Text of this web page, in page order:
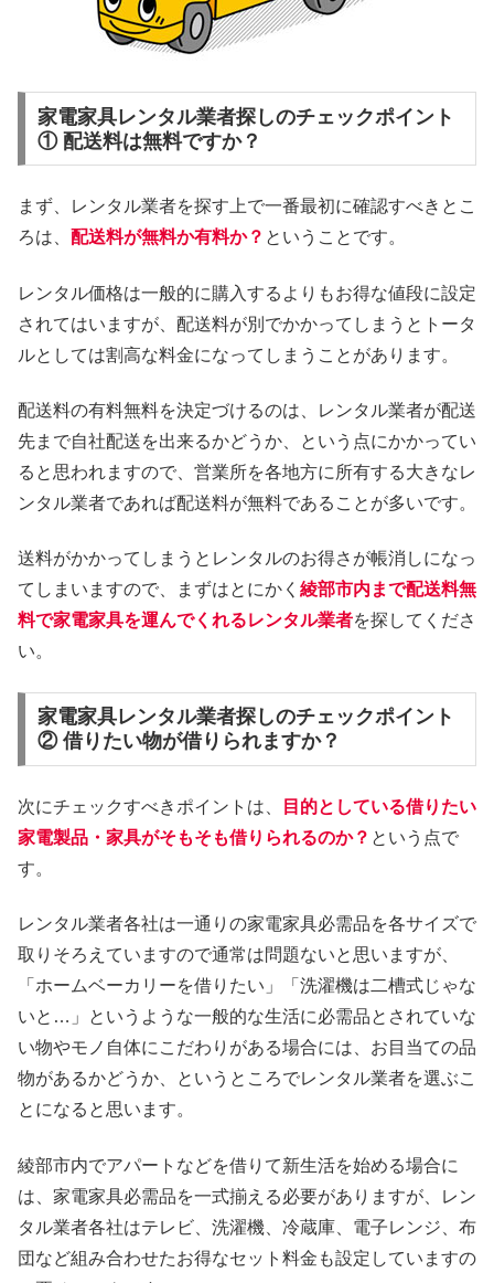
家電家具レンタル業者探しのチェックポイント
① 配送料は無料ですか？
まず、レンタル業者を探す上で一番最初に確認すべきとこ
ろは、 配送料が無料か有料か？ ということです。
レンタル価格は一般的に購入するよりもお得な値段に設定
されてはいますが、配送料が別でかかってしまうとトータ
ルとしては割高な料金になってしまうことがあります。
配送料の有料無料を決定づけるのは、レンタル業者が配送
先まで自社配送を出来るかどうか、という点にかかってい
ると思われますので、営業所を各地方に所有する大きなレ
ンタル業者であれば配送料が無料であることが多いです。
送料がかかってしまうとレンタルのお得さが帳消しになっ
てしまいますので、まずはとにかく 綾部市内まで配送料無
料で家電家具を運んでくれるレンタル業者を探してくださ
い。
家電家具レンタル業者探しのチェックポイント
② 借りたい物が借りられますか？
次にチェックすべきポイントは、
目的としている借りたい
家電製品・家具がそもそも借りられるのか？ という点で
す。
レンタル業者各社は一通りの家電家具必需品を各サイズで
取りそろえていますので通常は問題ないと思いますが、
「ホームベーカリーを借りたい」「洗濯機は二槽式じゃな
いと…」というような一般的な生活に必需品とされていな
い物やモノ自体にこだわりがある場合には、お目当ての品
物があるかどうか、というところでレンタル業者を選ぶこ
とになると思います。
綾部市内でアパートなどを借りて新生活を始める場合に
は、家電家具必需品を一式揃える必要がありますが、レン
タル業者各社はテレビ、洗濯機、冷蔵庫、電子レンジ、布
団など組み合わせたお得なセット料金も設定していますの